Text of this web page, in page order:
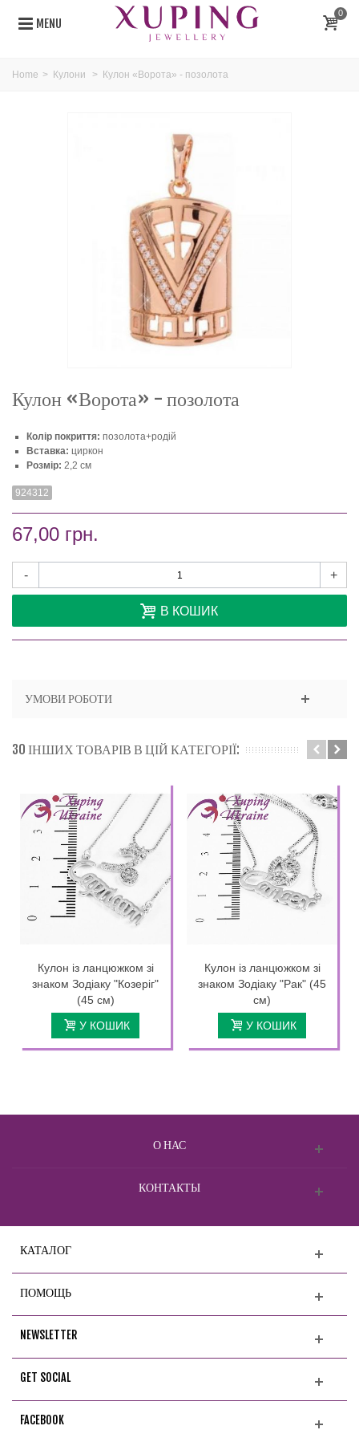
MENU
0
Home > Кулони > Кулон «Ворота» - позолота
Кулон «Ворота» - позолота
Колір покриття: позолота+родій
Вставка: циркон
Розмір: 2,2 см
924312
67,00 грн.
- +
В КОШИК
УМОВИ РОБОТИ
30 ІНШИХ ТОВАРІВ В ЦІЙ КАТЕГОРІЇ:
Кулон із ланцюжком зі
знаком Зодіаку "Козеріг"
(45 см)
У КОШИК
Кулон із ланцюжком зі
знаком Зодіаку "Рак" (45
см)
У КОШИК
О НАС
КОНТАКТЫ
КАТАЛОГ
ПОМОЩЬ
NEWSLETTER
GET SOCIAL
FACEBOOK